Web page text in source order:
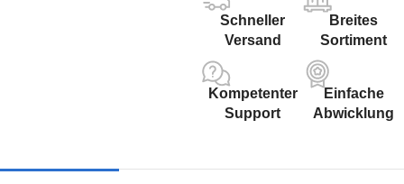
Schneller
Versand
Breites
Sortiment
Kompetenter
Support
Einfache
Abwicklung